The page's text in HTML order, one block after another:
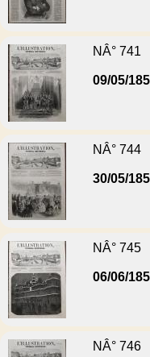
NÂ° 741
09/05/
NÂ° 744
30/05/
NÂ° 745
06/06/
NÂ° 746